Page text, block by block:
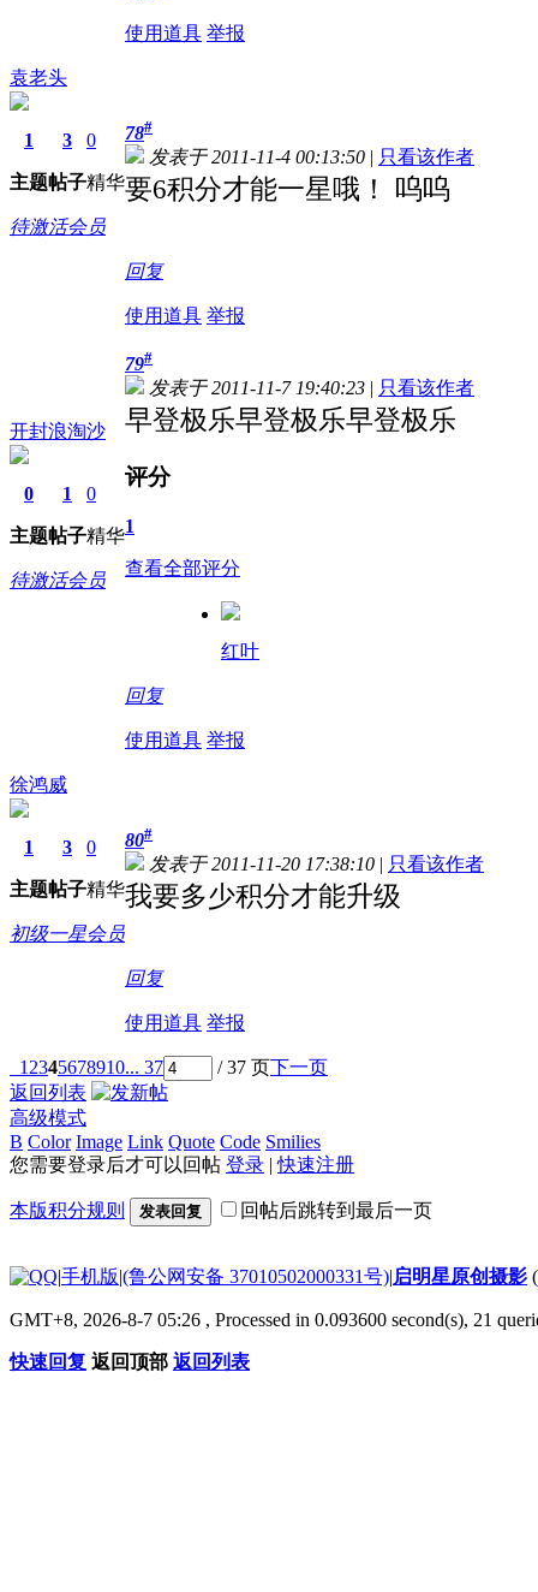
使用道具 举报
袁老头
1
主题
3
帖子
0
精华
待激活会员
78#
发表于 2011-11-4 00:13:50 | 只看该作者
要6积分才能一星哦！ 呜呜
回复
使用道具 举报
开封浪淘沙
0
主题
1
帖子
0
精华
待激活会员
79#
发表于 2011-11-7 19:40:23 | 只看该作者
早登极乐早登极乐早登极乐
评分
1
查看全部评分
红叶
回复
使用道具 举报
徐鸿威
1
主题
3
帖子
0
精华
初级一星会员
80#
发表于 2011-11-20 17:38:10 | 只看该作者
我要多少积分才能升级
回复
使用道具 举报
1 2345678910... 37 / 37 页下一页
返回列表
高级模式
B Color Image Link Quote Code Smilies
您需要登录后才可以回帖 登录 |快速注册
本版积分规则 发表回复 回帖后跳转到最后一页
|手机版|(鲁公网安备 37010502000331号)|启明星原创摄影
GMT+8, 2026-8-7 05:26 , Processed in 0.093600 second(s), 21
快速回复 返回顶部 返回列表